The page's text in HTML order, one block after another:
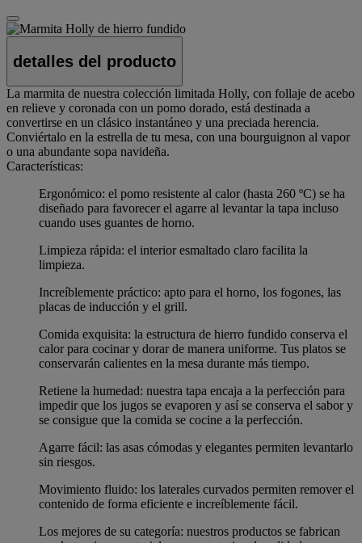
detalles del producto
La marmita de nuestra colección limitada Holly, con follaje de acebo
en relieve y coronada con un pomo dorado, está destinada a
convertirse en un clásico instantáneo y una preciada herencia.
Conviértalo en la estrella de tu mesa, con una bourguignon al vapor
o una abundante sopa navideña.
Características:
Ergonómico: el pomo resistente al calor (hasta 260 ºC) se ha
diseñado para favorecer el agarre al levantar la tapa incluso
cuando uses guantes de horno.
Limpieza rápida: el interior esmaltado claro facilita la
limpieza.
Increíblemente práctico: apto para el horno, los fogones, las
placas de inducción y el grill.
Comida exquisita: la estructura de hierro fundido conserva el
calor para cocinar y dorar de manera uniforme. Tus platos se
conservarán calientes en la mesa durante más tiempo.
Retiene la humedad: nuestra tapa encaja a la perfección para
impedir que los jugos se evaporen y así se conserva el sabor y
se consigue que la comida se cocine a la perfección.
Agarre fácil: las asas cómodas y elegantes permiten levantarlo
sin riesgos.
Movimiento fluido: los laterales curvados permiten remover el
contenido de forma eficiente e increíblemente fácil.
Los mejores de su categoría: nuestros productos se fabrican